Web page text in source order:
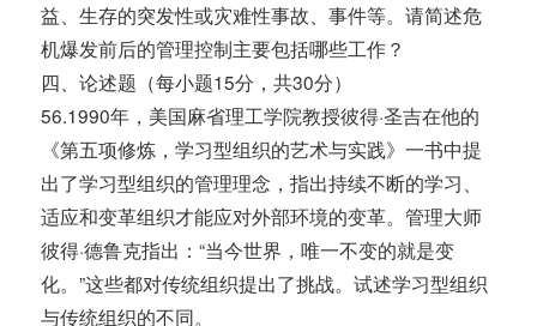
益、生存的突发性或灾难性事故、事件等。请简述危
机爆发前后的管理控制主要包括哪些工作？
四、论述题（每小题15分，共30分）
56.1990年，美国麻省理工学院教授彼得·圣吉在他的
《第五项修炼，学习型组织的艺术与实践》一书中提
出了学习型组织的管理理念，指出持续不断的学习、
适应和变革组织才能应对外部环境的变革。管理大师
彼得·德鲁克指出：“当今世界，唯一不变的就是变
化。”这些都对传统组织提出了挑战。试述学习型组织
与传统组织的不同。